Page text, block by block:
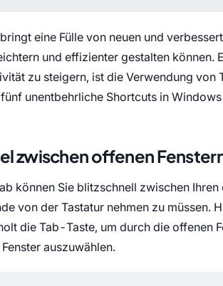
eine Fülle von neuen und
und effizienter gestalten können.
zu steigern, ist die Verwendung von
unentbehrliche Shortcuts in
zwischen offenen
können Sie blitzschnell zwischen
von der Tastatur nehmen zu müssen.
die Tab-Taste, um durch die offenen
auszuwählen.